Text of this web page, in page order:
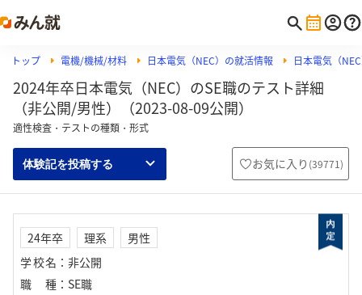
トップ 電機/機械/材料 日本電気（NEC）の就活情報 日本電気（
2024年卒日本電気（NEC）のSE職のテスト詳細
（非公開/男性）（2023-08-09公開）
適性検査・テストの種類・形式
体験記を投稿する お気に入り (39771)
24年卒 理系
男性
学校名 ： 非公開
職種 ： SE職